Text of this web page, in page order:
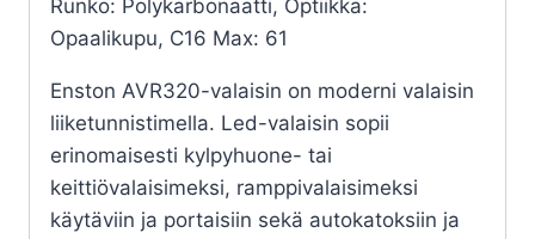
Runko: Polykarbonaatti, Optiikka:
Opaalikupu, C16 Max: 61
Enston AVR320-valaisin on moderni valaisin
liiketunnistimella. Led-valaisin sopii
erinomaisesti kylpyhuone- tai
keittiövalaisimeksi, ramppivalaisimeksi
käytäviin ja portaisiin sekä autokatoksiin ja